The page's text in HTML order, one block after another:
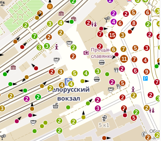
2
2
3
2
4
2
2
2
2
4
2
3
2
2
2
5 4 3
6
2
11
7
7
5
15
7
2
2 4
2
6
8
2 5 6 3
4
2
2
3
3
4
4
3
7
2
9
6
2
2
5
2
5
2
2
2
2
2
7
3
2
2
4
2
3
3
2
3